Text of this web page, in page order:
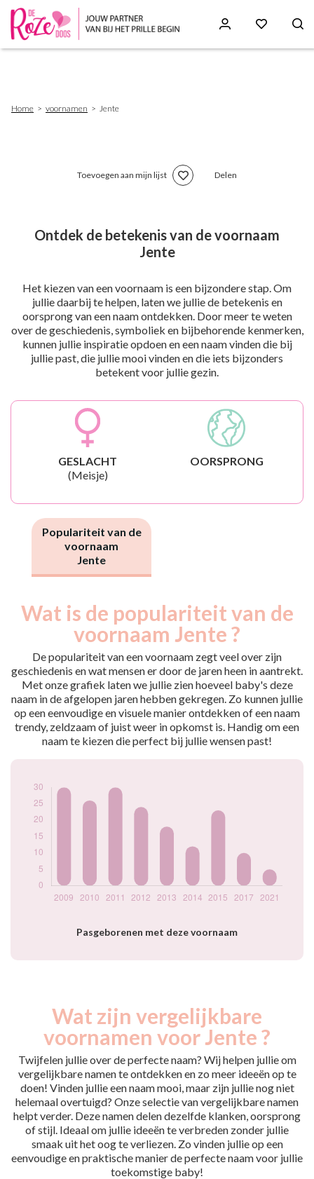
Home voornamen Jente
Toevoegen aan mijn lijst Delen
Ontdek de betekenis van de voornaam
Jente
Het kiezen van een voornaam is een bijzondere stap. Om
jullie daarbij te helpen, laten we jullie de betekenis en
oorsprong van een naam ontdekken. Door meer te weten
over de geschiedenis, symboliek en bijbehorende kenmerken,
kunnen jullie inspiratie opdoen en een naam vinden die bij
jullie past, die jullie mooi vinden en die iets bijzonders
betekent voor jullie gezin.
GESLACHT
(Meisje)
OORSPRONG
Populariteit van de
voornaam
Jente
Wat is de populariteit van de
voornaam Jente ?
De populariteit van een voornaam zegt veel over zijn
geschiedenis en wat mensen er door de jaren heen in aantrekt.
Met onze grafiek laten we jullie zien hoeveel baby's deze
naam in de afgelopen jaren hebben gekregen. Zo kunnen jullie
op een eenvoudige en visuele manier ontdekken of een naam
trendy, zeldzaam of juist weer in opkomst is. Handig om een
naam te kiezen die perfect bij jullie wensen past!
Pasgeborenen met deze voornaam
Popularité du
prénom Jente par
année
Année
Nouveaux-
nés
2010
26
2011
30
2012
24
2013
18
2014
12
2015
23
10
Wat zijn vergelijkbare
voornamen voor Jente ?
Twijfelen jullie over de perfecte naam? Wij helpen jullie om
vergelijkbare namen te ontdekken en zo meer ideeën op te
doen! Vinden jullie een naam mooi, maar zijn jullie nog niet
helemaal overtuigd? Onze selectie van vergelijkbare namen
helpt verder. Deze namen delen dezelfde klanken, oorsprong
of stijl. Ideaal om jullie ideeën te verbreden zonder jullie
smaak uit het oog te verliezen. Zo vinden jullie op een
eenvoudige en praktische manier de perfecte naam voor jullie
toekomstige baby!